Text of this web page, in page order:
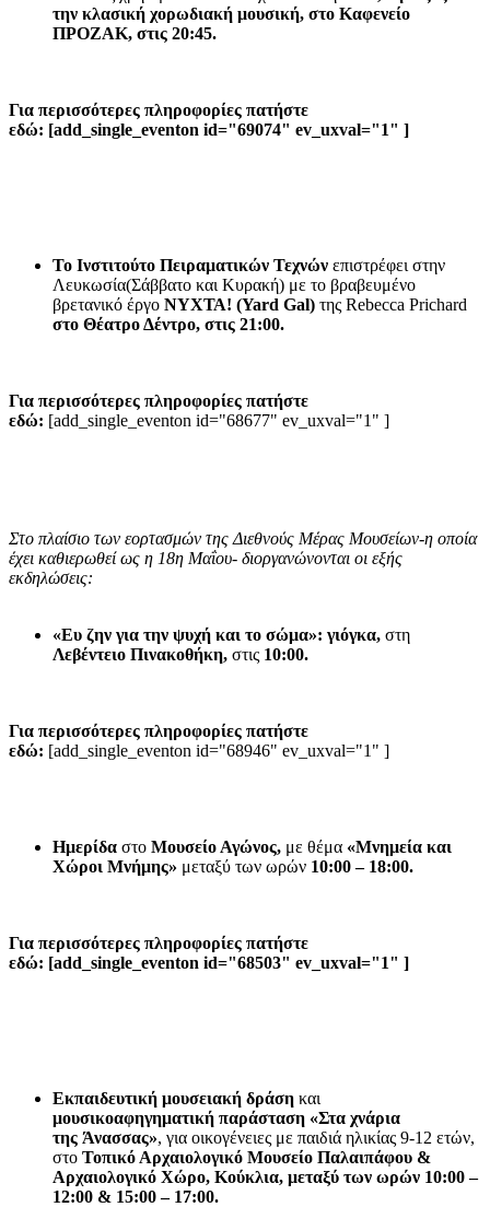
την κλασική χορωδιακή μουσική, στο Καφενείο
ΠΡΟΖΑΚ, στις 20:45.
Για περισσότερες πληροφορίες πατήστε
εδώ: [add_single_eventon id="69074" ev_uxval="1" ]
Το Ινστιτούτο Πειραματικών Τεχνών επιστρέφει στην
Λευκωσία(Σάββατο και Κυρακή) με το βραβευμένο
βρετανικό έργο ΝΥΧΤΑ! (Yard Gal) της Rebecca Prichard
στο Θέατρο Δέντρο, στις 21:00.
Για περισσότερες πληροφορίες πατήστε
εδώ: [add_single_eventon id="68677" ev_uxval="1" ]
Στο πλαίσιο των εορτασμών της Διεθνούς Μέρας Μουσείων-η οποία
έχει καθιερωθεί ως η 18η Μαΐου- διοργανώνονται οι εξής
εκδηλώσεις:
«Ευ ζην για την ψυχή και το σώμα»: γιόγκα, στη
Λεβέντειο Πινακοθήκη, στις 10:00.
Για περισσότερες πληροφορίες πατήστε
εδώ: [add_single_eventon id="68946" ev_uxval="1" ]
Ημερίδα στο Μουσείο Αγώνος, με θέμα «Μνημεία και
Χώροι Μνήμης» μεταξύ των ωρών 10:00 – 18:00.
Για περισσότερες πληροφορίες πατήστε
εδώ: [add_single_eventon id="68503" ev_uxval="1" ]
Εκπαιδευτική μουσειακή δράση και
μουσικοαφηγηματική παράσταση «Στα χνάρια
της Άνασσας», για οικογένειες με παιδιά ηλικίας 9-12 ετών,
στο Τοπικό Αρχαιολογικό Μουσείο Παλαιπάφου &
Αρχαιολογικό Χώρο, Κούκλια, μεταξύ των ωρών 10:00 –
12:00 & 15:00 – 17:00.